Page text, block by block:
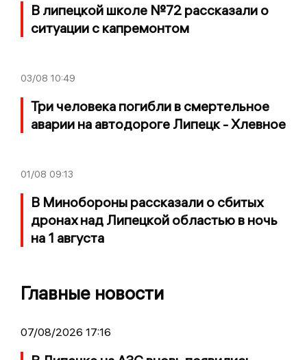
В липецкой школе №72 рассказали о
ситуации с капремонтом
03/08 10:49
Три человека погибли в смертельное
аварии на автодороге Липецк - Хлевное
01/08 09:13
В Минобороны рассказали о сбитых
дронах над Липецкой областью в ночь
на 1 августа
Главные новости
07/08/2026 17:16